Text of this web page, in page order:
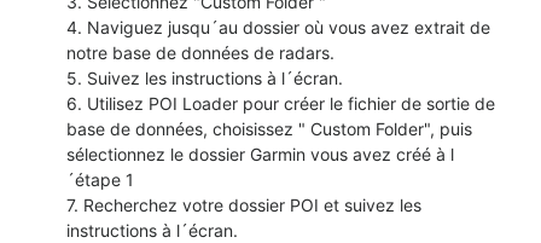
4. Naviguez jusqu´au dossier où vous avez extrait de
notre base de données de radars.
5. Suivez les instructions à l´écran.
6. Utilisez POI Loader pour créer le fichier de sortie de
base de données, choisissez " Custom Folder", puis
sélectionnez le dossier Garmin vous avez créé à l
´étape 1
7. Recherchez votre dossier POI et suivez les
instructions à l´écran.